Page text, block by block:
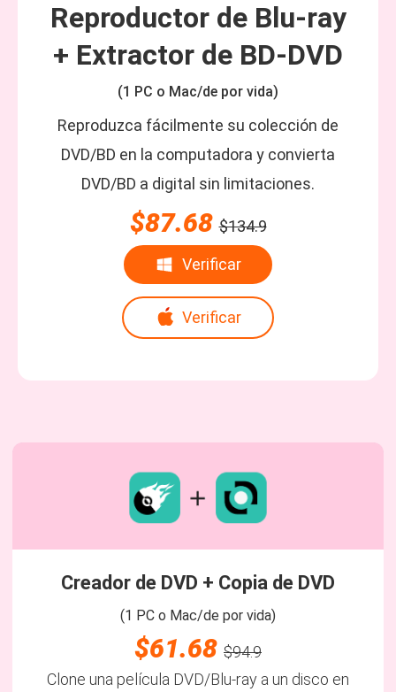
Reproductor de Blu-ray
+ Extractor de BD-DVD
(1 PC o Mac/de por vida)
Reproduzca fácilmente su colección de
DVD/BD en la computadora y convierta
DVD/BD a digital sin limitaciones.
$87.68$134.9
Verificar
Verificar
Creador de DVD + Copia de DVD
(1 PC o Mac/de por vida)
$61.68 $94.9
Clone una película DVD/Blu-ray a un disco en